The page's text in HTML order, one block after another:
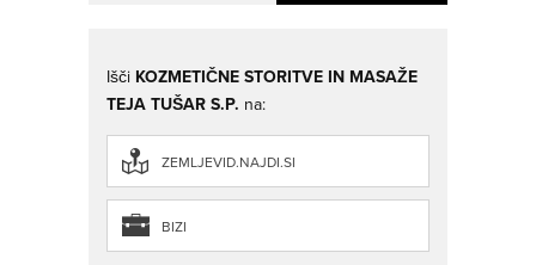
Išči KOZMETIČNE STORITVE IN MASAŽE
TEJA TUŠAR S.P. na:
ZEMLJEVID.NAJDI.SI
BIZI